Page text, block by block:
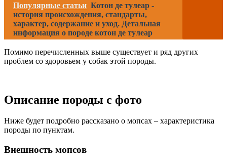
Популярные статьи Котон де тулеар -
история происхождения, стандарты,
характер, содержание и уход. Детальная
информация о породе котон де тулеар
Помимо перечисленных выше существует и ряд других
проблем со здоровьем у собак этой породы.
Описание породы с фото
Ниже будет подробно рассказано о мопсах – характеристика
породы по пунктам.
Внешность мопсов